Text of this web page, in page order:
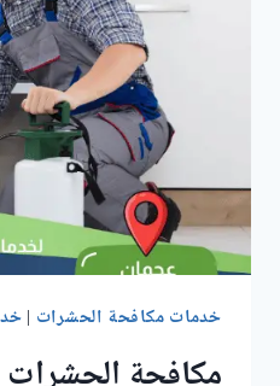
خدمات مكافحة الحشرات |